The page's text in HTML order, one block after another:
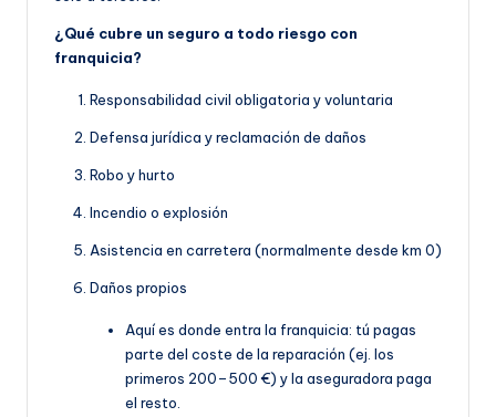
¿Qué cubre un seguro a todo riesgo con
franquicia?
Responsabilidad civil obligatoria y voluntaria
Defensa jurídica y reclamación de daños
Robo y hurto
Incendio o explosión
Asistencia en carretera (normalmente desde km 0)
Daños propios
Aquí es donde entra la franquicia: tú pagas
parte del coste de la reparación (ej. los
primeros 200–500 €) y la aseguradora paga
el resto.